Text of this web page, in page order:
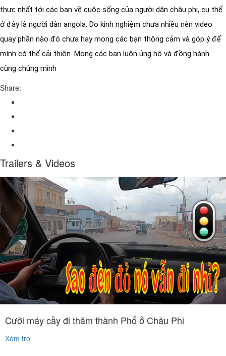
thực nhất tới các bạn về cuộc sống của người dân châu phi, cụ thể
ở đây là người dân angola. Do kinh nghiệm chưa nhiều nên video
quay phần nào đó chưa hay mong các bạn thông cảm và góp ý để
mình có thể cải thiện. Mong các bạn luôn ủng hộ và đồng hành
cùng chúng mình
Share:
Trailers & Videos
Cưỡi máy cầy đi thăm thành Phố ở Châu Phi
Xóm trọ